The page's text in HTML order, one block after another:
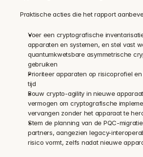
Praktische acties die het rapport
Voer een cryptografische
apparaten en systemen, en stel vast
quantumkwetsbare asymmetrische
gebruiken
Prioriteer apparaten op risicoprofiel
tijd
Bouw crypto-agility in nieuwe
vermogen om cryptografische
vervangen zonder het apparaat te
Stem de planning van de PQC-
partners, aangezien legacy-
risico vormt, zelfs nadat nieuwe